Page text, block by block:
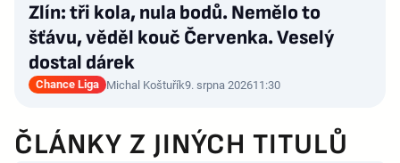
Zlín: tři kola, nula bodů. Nemělo to
šťávu, věděl kouč Červenka. Veselý
dostal dárek
Chance Liga Michal Koštuřík9. srpna 202611:30
ČLÁNKY Z JINÝCH TITULŮ